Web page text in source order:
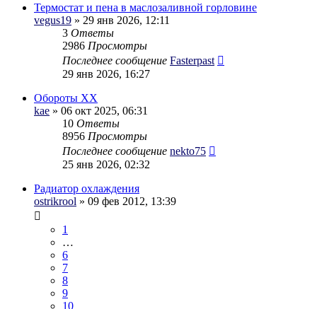
Термостат и пена в маслозаливной горловине
vegus19 » 29 янв 2026, 12:11
3 Ответы
2986 Просмотры
Последнее сообщение Fasterpast
29 янв 2026, 16:27
Обороты ХХ
kae » 06 окт 2025, 06:31
10 Ответы
8956 Просмотры
Последнее сообщение nekto75
25 янв 2026, 02:32
Радиатор охлаждения
ostrikrool » 09 фев 2012, 13:39
1
…
6
7
8
9
10